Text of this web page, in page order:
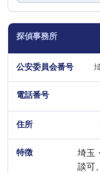
埼玉
談可